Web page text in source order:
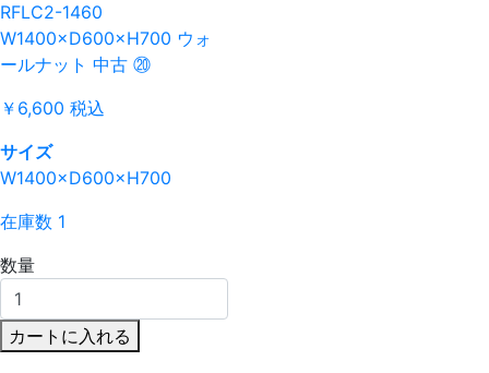
RFLC2-1460
W1400×D600×H700 ウォ
ールナット 中古 ⑳
￥6,600 税込
サイズ
W1400×D600×H700
在庫数 1
数量
カートに入れる